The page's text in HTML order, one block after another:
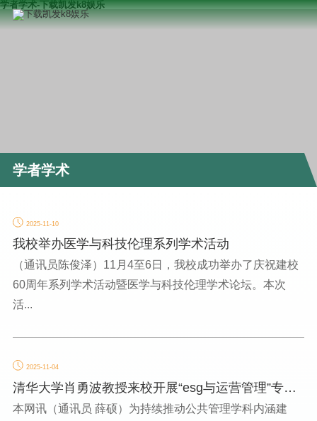
学者学术-下载凯发k8娱乐
学者学术
2025-11-10
我校举办医学与科技伦理系列学术活动
（通讯员陈俊泽）11月4至6日，我校成功举办了庆祝建校
60周年系列学术活动暨医学与科技伦理学术论坛。本次
活...
2025-11-04
清华大学肖勇波教授来校开展“esg与运营管理”专题
讲座
本网讯（通讯员 薛硕）为持续推动公共管理学科内涵建